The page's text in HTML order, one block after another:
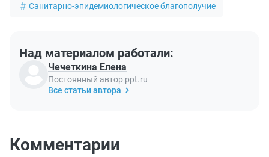
Санитарно-эпидемиологическое благополучие
Над материалом работали:
Чечеткина Елена
Постоянный автор ppt.ru
Все статьи автора
Комментарии